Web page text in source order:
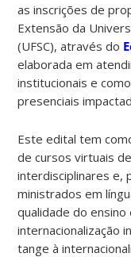
as inscrições de
Extensão da
(UFSC), através do
elaborada em
institucionais e
presenciais
Este edital tem
de cursos virtuais
interdisciplinares e,
ministrados em
qualidade do
internacionalização
tange à